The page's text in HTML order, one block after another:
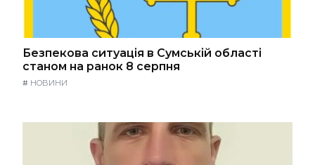
Безпекова ситуація в Сумській області
станом на ранок 8 серпня
# НОВИНИ